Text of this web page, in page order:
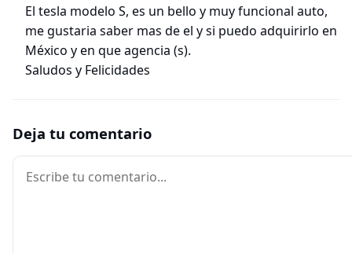
El tesla modelo S, es un bello y muy funcional auto,
me gustaria saber mas de el y si puedo adquirirlo en
México y en que agencia (s).
Saludos y Felicidades
Deja tu comentario
Comentario